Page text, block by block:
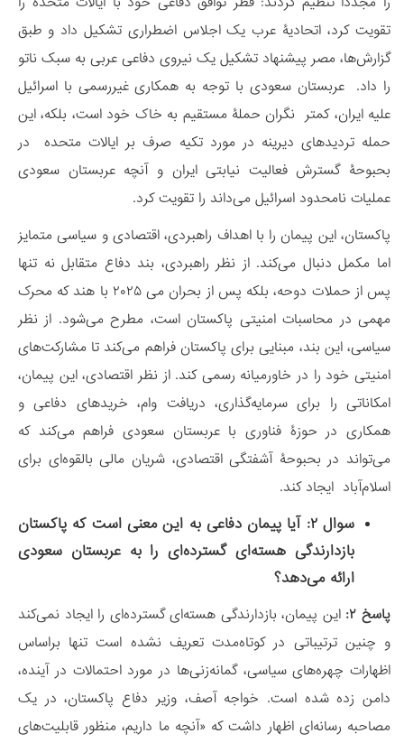
تقویت کرد، اتحادیۀ عرب یک اجلاس اضطراری تشکیل داد و طبق
گزارش‌ها، مصر پیشنهاد تشکیل یک نیروی دفاعی عربی به سبک ناتو
را داد. عربستان سعودی با توجه به همکاری غیررسمی با اسرائیل
علیه ایران، کمتر نگران حملۀ مستقیم به خاک خود است، بلکه، این
حمله تردیدهای دیرینه در مورد تکیه صرف بر ایالات متحده در
بحبوحۀ گسترش فعالیت نیابتی ایران و آنچه عربستان سعودی
عملیات نامحدود اسرائیل می‌داند را تقویت کرد.
پاکستان، این پیمان را با اهداف راهبردی، اقتصادی و سیاسی متمایز
اما مکمل دنبال می‌کند. از نظر راهبردی، بند دفاع متقابل نه تنها
پس از حملات دوحه، بلکه پس از بحران می ۲۰۲۵ با هند که محرک
مهمی در محاسبات امنیتی پاکستان است، مطرح می‌شود. از نظر
سیاسی، این بند، مبنایی برای پاکستان فراهم می‌کند تا مشارکت‌های
امنیتی خود را در خاورمیانه رسمی کند. از نظر اقتصادی، این پیمان،
امکاناتی را برای سرمایه‌گذاری، دریافت وام، خریدهای دفاعی و
همکاری‌ در حوزۀ فناوری با عربستان سعودی فراهم می‌کند که
می‌تواند در بحبوحۀ آشفتگی اقتصادی، شریان مالی بالقوه‌ای برای
اسلام‌آباد ایجاد کند.
سوال ۲: آیا پیمان دفاعی به این معنی است که پاکستان
بازدارندگی هسته‌ای گسترده‌ای را به عربستان سعودی
ارائه می‌دهد؟
پاسخ ۲:
این پیمان، بازدارندگی هسته‌ای گسترده‌ای را ایجاد نمی‌کند
و چنین ترتیباتی در کوتاه‌مدت تعریف نشده است تنها براساس
اظهارات چهره‌های سیاسی، گمانه‌زنی‌ها در مورد احتمالات در آینده،
دامن زده شده است. خواجه آصف، وزیر دفاع پاکستان، در یک
مصاحبه رسانه‌ای اظهار داشت که «آنچه ما داریم، منظور قابلیت‌های